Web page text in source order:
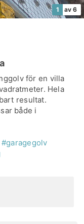
1 av 6
för en villa
Hela
resultat.
både i
#garagegolv